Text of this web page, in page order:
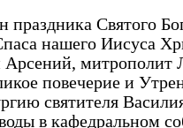
праздника Святого
нашего Иисуса
митрополит
повечерие и
святителя
в кафедральном